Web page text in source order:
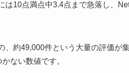
は10点満点中3.4点まで急落し、
、約49,000件という大量の評価が
ない数値です。